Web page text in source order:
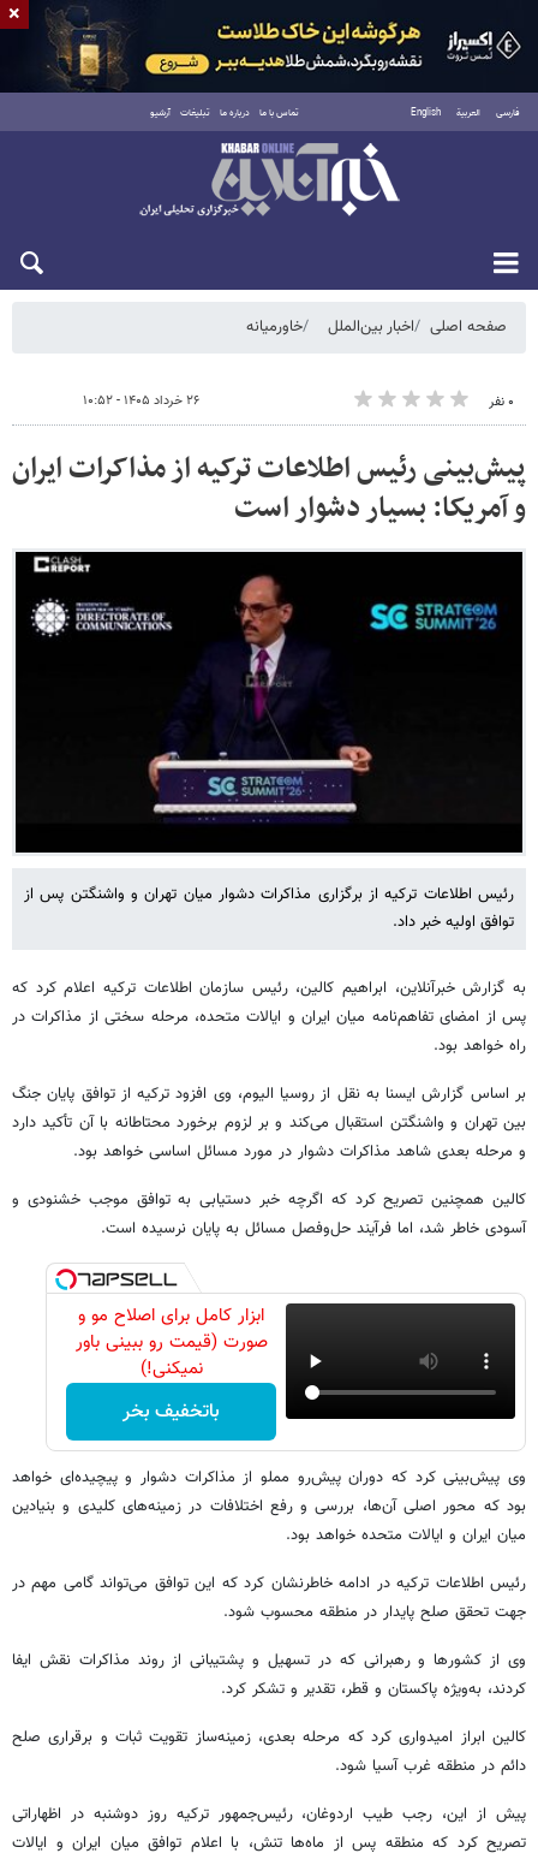
فارسی العربية English تماس با ما درباره ما تبلیغات آرشیو
شنبه ۱۷ مرداد ۱۴۰۵
صفحه اصلی اخبار بین‌الملل خاورمیانه
۰ نفر ۲۶ خرداد ۱۴۰۵ - ۱۰:۵۲
پیش‌بینی رئیس اطلاعات ترکیه از مذاکرات ایران
و آمریکا: بسیار دشوار است
رئیس اطلاعات ترکیه از برگزاری مذاکرات دشوار میان تهران و واشنگتن پس از
توافق اولیه خبر داد.
به گزارش خبرآنلاین، ابراهیم کالین، رئیس سازمان اطلاعات ترکیه اعلام کرد که
پس از امضای تفاهم‌نامه میان ایران و ایالات متحده، مرحله‌ سختی از مذاکرات در
راه خواهد بود.
بر اساس گزارش ایسنا به نقل از روسیا الیوم، وی افزود ترکیه از توافق پایان جنگ
بین تهران و واشنگتن استقبال می‌کند و بر لزوم برخورد محتاطانه با آن تأکید دارد
و مرحله بعدی شاهد مذاکرات دشوار در مورد مسائل اساسی خواهد بود.
کالین همچنین تصریح کرد که اگرچه خبر دستیابی به توافق موجب خشنودی و
آسودی خاطر شد، اما فرآیند حل‌وفصل مسائل به پایان نرسیده است.
ابزار کامل برای اصلاح مو و
صورت (قیمت رو ببینی باور
نمیکنی!)
باتخفیف بخر
وی پیش‌بینی کرد که دوران پیش‌رو مملو از مذاکرات دشوار و پیچیده‌ای خواهد
بود که محور اصلی آن‌ها، بررسی و رفع اختلافات در زمینه‌های کلیدی و بنیادین
میان ایران و ایالات متحده خواهد بود.
رئیس اطلاعات ترکیه در ادامه خاطرنشان کرد که این توافق می‌تواند گامی مهم در
جهت تحقق صلح پایدار در منطقه محسوب شود.
وی از کشورها و رهبرانی که در تسهیل و پشتیبانی از روند مذاکرات نقش ایفا
کردند، به‌ویژه پاکستان و قطر، تقدیر و تشکر کرد.
کالین ابراز امیدواری کرد که مرحله بعدی، زمینه‌ساز تقویت ثبات و برقراری صلح
دائم در منطقه غرب آسیا شود.
پیش از این، رجب طیب اردوغان، رئیس‌جمهور ترکیه روز دوشنبه در اظهاراتی
تصریح کرد که منطقه پس از ماه‌ها تنش، با اعلام توافق میان ایران و ایالات
×